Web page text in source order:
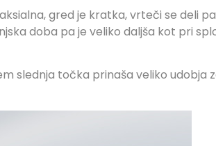
gred je kratka, vrteči se deli
doba pa je veliko daljša kot pri
slednja točka prinaša veliko udobja